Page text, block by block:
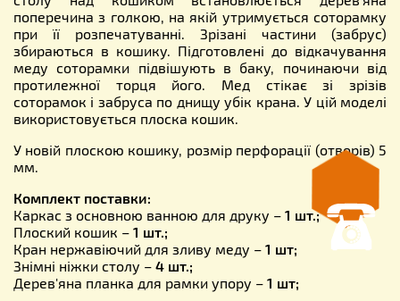
поперечина з голкою, на якій утримується соторамку
при її розпечатуванні. Зрізані частини (забрус)
збираються в кошику. Підготовлені до відкачування
меду соторамки підвішують в баку, починаючи від
протилежної торця його. Мед стікає зі зрізів
соторамок і забруса по днищу убік крана. У цій моделі
використовується плоска кошик.
У новій плоскою кошику, розмір перфорації (отворів) 5
мм.
Комплект поставки:
Каркас з основною ванною для друку – 1 шт.;
Плоский кошик – 1 шт.;
Кран нержавіючий для зливу меду – 1 шт;
Знімні ніжки столу – 4 шт.;
Дерев'яна планка для рамки упору – 1 шт;